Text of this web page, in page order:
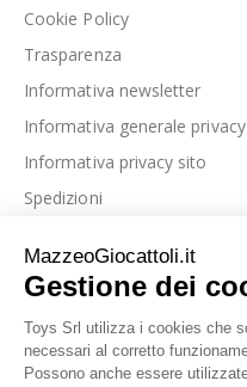
Cookie Policy
Trasparenza
Informativa newsletter
Informativa generale privacy
Informativa privacy sito
Spedizioni
La nostra azienda
Le nostre recensioni
Blog